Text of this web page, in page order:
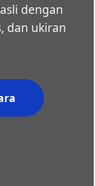
asli dengan
dan ukiran